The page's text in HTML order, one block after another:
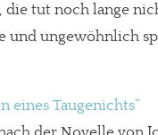
die tut noch lange
und ungewöhnlich
eines Taugenichts“